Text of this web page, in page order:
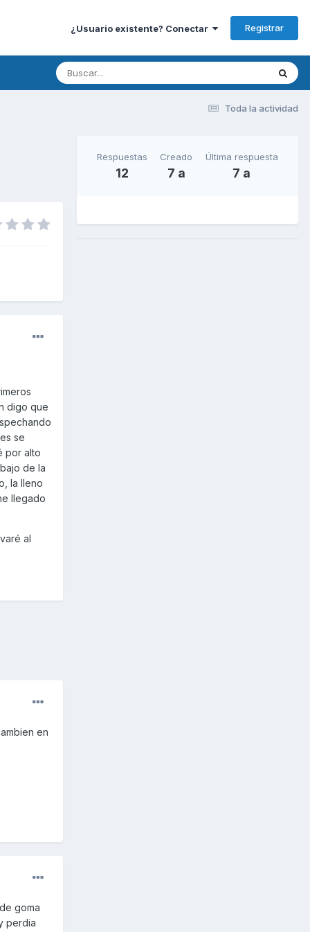
¿Usuario existente? Conectar Registrar
Toda la actividad
digo que
se
por alto
de la
la lleno
llegado
al
en
goma
perdia
Respuestas
12
Creado
7 a
Última respuesta
7 a